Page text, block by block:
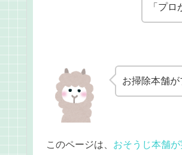
「プ
お掃除本舗が
このページは、 おそうじ本舗